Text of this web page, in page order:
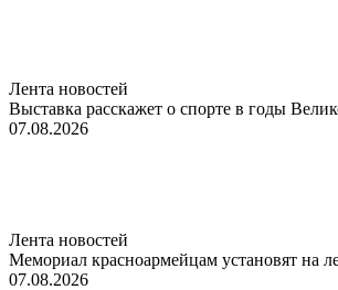
Лента новостей
Выставка расскажет о спорте в годы
07.08.2026
Лента новостей
Мемориал красноармейцам установят на
07.08.2026